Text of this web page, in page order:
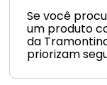
Se você
um produto
da
priorizam